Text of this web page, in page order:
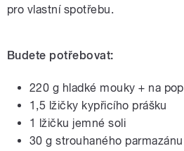
pro vlastní spotřebu.
Budete potřebovat:
220 g hladké mouky + na
1,5 lžičky kypřicího prášku
1 lžičku jemné soli
30 g strouhaného parmazánu